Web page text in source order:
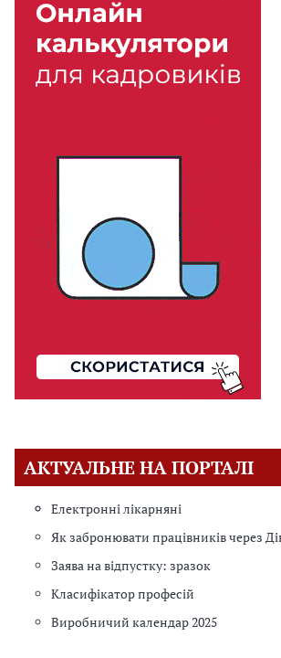
АКТУАЛЬНЕ НА ПОРТАЛІ
Електронні лікарняні
Як забронювати працівників через
Заява на відпустку: зразок
Класифікатор професій
Виробничий календар 2025